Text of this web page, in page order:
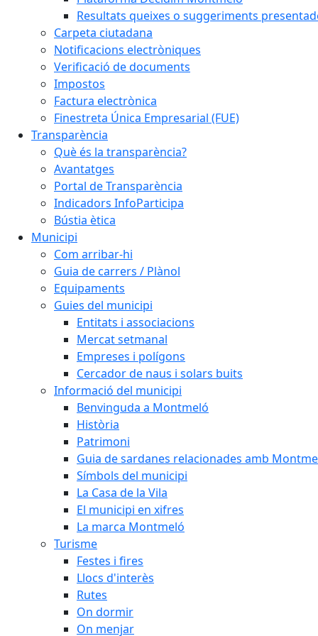
Resultats queixes o suggeriments
Carpeta ciutadana
Notificacions electròniques
Verificació de documents
Impostos
Factura electrònica
Finestreta Única Empresarial (FUE)
Transparència
Què és la transparència?
Avantatges
Portal de Transparència
Indicadors InfoParticipa
Bústia ètica
Municipi
Com arribar-hi
Guia de carrers / Plànol
Equipaments
Guies del municipi
Entitats i associacions
Mercat setmanal
Empreses i polígons
Cercador de naus i solars buits
Informació del municipi
Benvinguda a Montmeló
Història
Patrimoni
Guia de sardanes relacionades amb
Símbols del municipi
La Casa de la Vila
El municipi en xifres
La marca Montmeló
Turisme
Festes i fires
Llocs d'interès
Rutes
On dormir
On menjar